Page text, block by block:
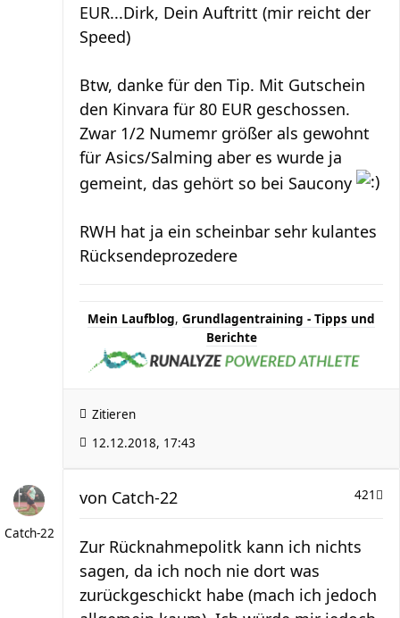
EUR...Dirk, Dein Auftritt (mir reicht der
Speed)
Btw, danke für den Tip. Mit Gutschein
den Kinvara für 80 EUR geschossen.
Zwar 1/2 Numemr größer als gewohnt
für Asics/Salming aber es wurde ja
gemeint, das gehört so bei Saucony
RWH hat ja ein scheinbar sehr kulantes
Rücksendeprozedere
Mein Laufblog, Grundlagentraining - Tipps und
Berichte
Zitieren
12.12.2018, 17:43
Catch-22
421
von Catch-22
Zur Rücknahmepolitk kann ich nichts
sagen, da ich noch nie dort was
zurückgeschickt habe (mach ich jedoch